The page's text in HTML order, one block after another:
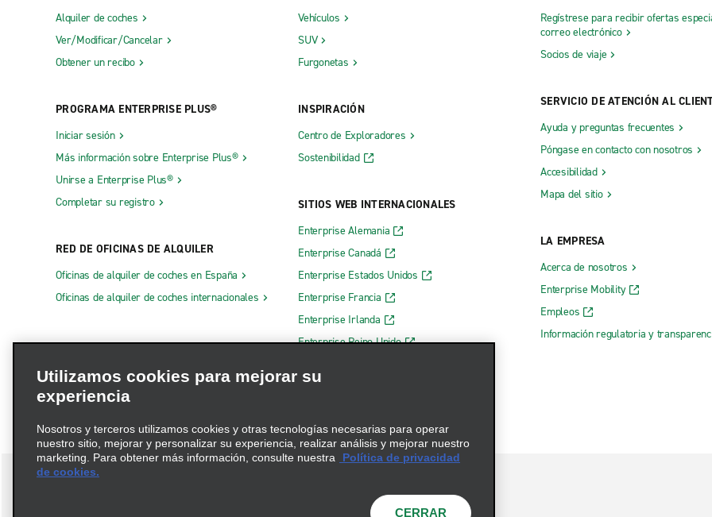
Alquiler de coches
Ver/Modificar/Cancelar
Obtener un recibo
PROGRAMA ENTERPRISE PLUS®
Iniciar sesión
Más información sobre Enterprise Plus®
Unirse a Enterprise Plus®
Completar su registro
RED DE OFICINAS DE ALQUILER
Oficinas de alquiler de coches en España
Oficinas de alquiler de coches internacionales
Vehículos
SUV
Furgonetas
INSPIRACIÓN
Centro de Exploradores
Sostenibilidad
SITIOS WEB INTERNACIONALES
Enterprise Alemania
Enterprise Canadá
Enterprise Estados Unidos
Enterprise Francia
Enterprise Irlanda
Enterprise Reino Unido
Regístrese para recibir ofertas
correo electrónico
Socios de viaje
SERVICIO DE ATENCIÓN AL
Ayuda y preguntas frecuentes
Póngase en contacto con nosotros
Accesibilidad
Mapa del sitio
LA EMPRESA
Acerca de nosotros
Enterprise Mobility
Empleos
Información regulatoria y
Utilizamos cookies para mejorar su
experiencia
Nosotros y terceros utilizamos cookies y otras tecnologías necesarias para operar
nuestro sitio, mejorar y personalizar su experiencia, realizar análisis y mejorar nuestro
marketing. Para obtener más información, consulte nuestra
Política de privacidad
de cookies.
CERRAR